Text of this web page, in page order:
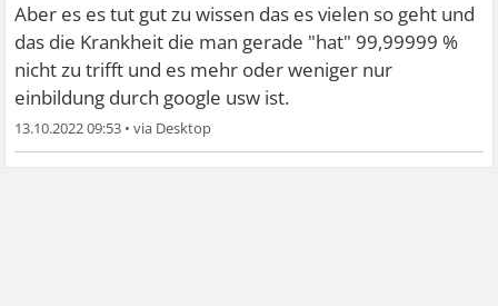
Aber es es tut gut zu wissen das es vielen so geht und
das die Krankheit die man gerade "hat" 99,99999 %
nicht zu trifft und es mehr oder weniger nur
einbildung durch google usw ist.
13.10.2022 09:53 •